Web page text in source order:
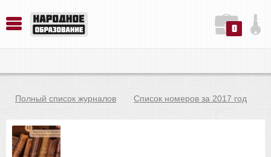
0
Полный список журналов Список номеров за 2017 год